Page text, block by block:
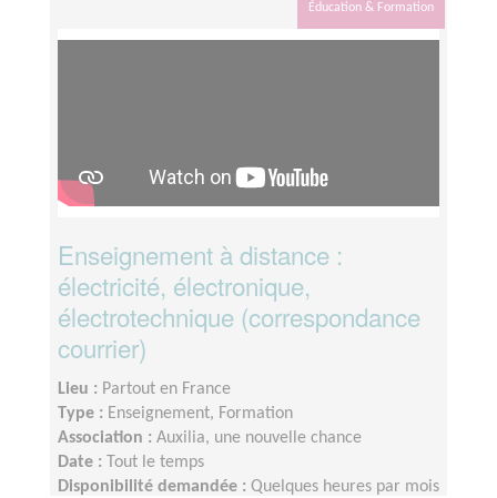
Éducation & Formation
Enseignement à distance :
électricité, électronique,
électrotechnique (correspondance
courrier)
Lieu : Partout en France
Type : Enseignement, Formation
Association : Auxilia, une nouvelle chance
Date :
Tout le temps
Disponibilité demandée : Quelques heures par mois